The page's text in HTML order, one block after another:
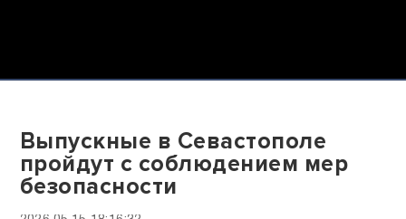
Выпускные в Севастополе
пройдут с соблюдением мер
безопасности